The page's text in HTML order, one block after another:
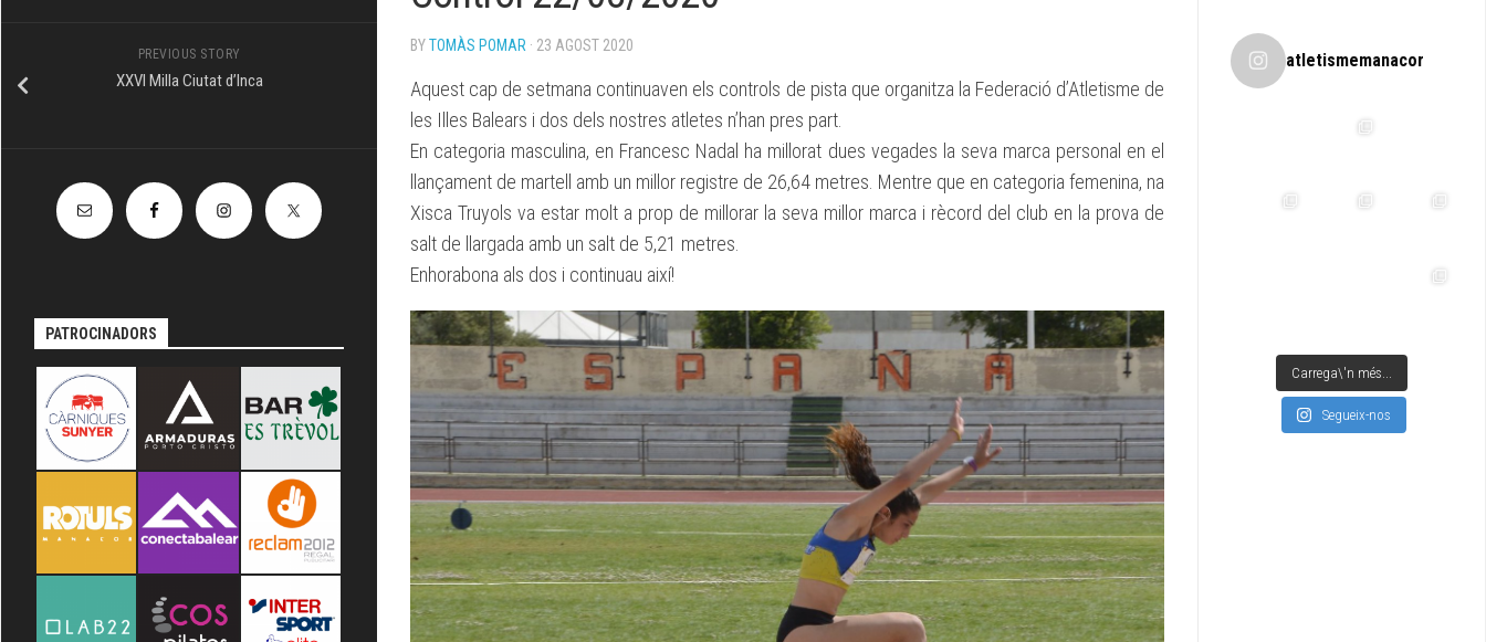
BECA
CLUB
ATLETISME
BYTOMÀS POMAR · 23 AGOST 2020
Aquest cap de setmana continuaven els controls de pista que organitza la Federació d’Atletisme de
les Illes Balears i dos dels nostres atletes n’han pres part.
En categoria masculina, en Francesc Nadal ha millorat dues vegades la seva marca personal en el
llançament de martell amb un millor registre de 26,64 metres. Mentre que en categoria femenina, na
Xisca Truyols va estar molt a prop de millorar la seva millor marca i rècord del club en la prova de
salt de llargada amb un salt de 5,21 metres.
Enhorabona als dos i continuau així!
PREVIOUS STORY
XXVI Milla Ciutat d’Inca
PATROCINADORS
atletismemanacor
Carrega\'n més...
Segueix-nos